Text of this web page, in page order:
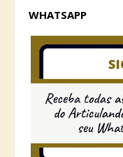
WHATSAPP